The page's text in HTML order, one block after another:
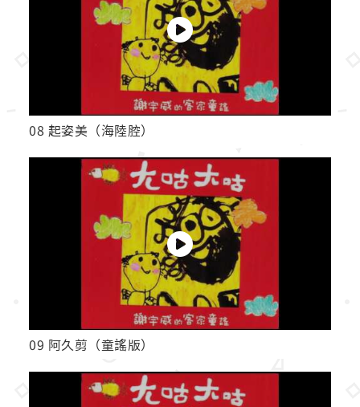
08 起姿美（海陸腔）
09 阿久剪（童謠版）